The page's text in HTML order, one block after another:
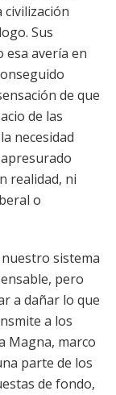
Sus
avería en
de que
de las
necesidad
realidad, ni
o
sistema
pero
a dañar lo que
a los
Magna, marco
parte de los
de fondo,